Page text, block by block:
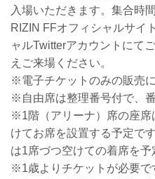
入場いただきます。集合時
RIZIN FFオフィシャルサイ
ャルTwitterアカウントにて
えご来場ください。
※電子チケットのみの販売に
※自由席は整理番号付で、
※1階（アリーナ）席の座席
けてお席を設置する予定で
は1席づつ空けての着席を予
※1歳よりチケットが必要で